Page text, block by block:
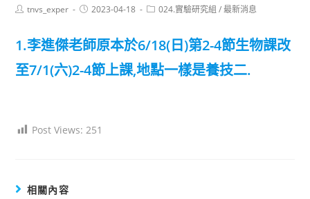
Posttnvs_exper
Post2023-04-18
Post024.實驗研究組 / 最新消息
1.李進傑老師原本於6/18(日)第2-4節生物課改
至7/1(六)2-4節上課,地點一樣是養技二.
Post Views: 251
相關內容